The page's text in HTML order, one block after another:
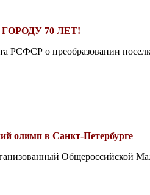
70 ЛЕТ!
РСФСР о преобразовании
олимп в Санкт-Петербурге
Общероссийской